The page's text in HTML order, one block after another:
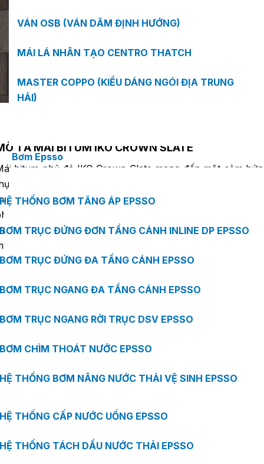
VÁN OSB (VÁN DĂM ĐỊNH HƯỚNG)
MÁI LÁ NHÂN TẠO CENTRO THATCH
MASTER COPPO (KIỂU DÁNG NGÓI ĐỊA TRUNG
HẢI)
Bơm Epsso
HỆ THỐNG BƠM TĂNG ÁP EPSSO
BƠM TRỤC ĐỨNG ĐƠN TẦNG CÁNH INLINE DP EPSSO
BƠM TRỤC ĐỨNG ĐA TẦNG CÁNH EPSSO
BƠM TRỤC NGANG ĐA TẦNG CÁNH EPSSO
BƠM TRỤC NGANG RỜI TRỤC DSV EPSSO
BƠM CHÌM THOÁT NƯỚC EPSSO
HỆ THỐNG BƠM NÂNG NƯỚC THẢI VỆ SINH EPSSO
HỆ THỐNG CẤP NƯỚC UỐNG EPSSO
HỆ THỐNG TÁCH DẦU NƯỚC THẢI EPSSO
TẢ MÁI BITUM IKO CROWN SLATE
bitum phủ đá IKO Crown Slate mang đến một cảm
sự khác biệt so với họa tiết chuẩn mực của một mái
thường. Hoa văn xổ dọc đơn giản, đường cắt và
phủ vuông vức gợi nên cảm giác cổ điển và
phù hợp với các kiến trúc độc đáo, yêu cầu độ
chính xác cao.
Nhận báo giá
Chiều dài
Chiều rộng
336 mm